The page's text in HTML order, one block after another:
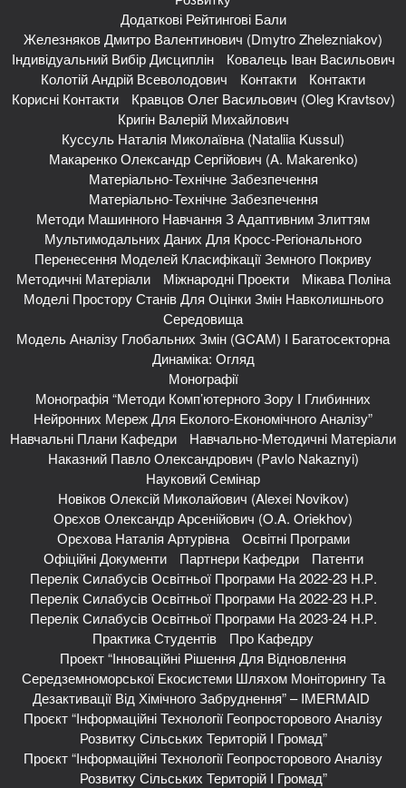
Додаткові Рейтингові Бали
Железняков Дмитро Валентинович (Dmytro Zhelezniakov)
Індивідуальний Вибір Дисциплін
Ковалець Іван Васильович
Колотій Андрій Всеволодович
Контакти
Контакти
Корисні Контакти
Кравцов Олег Васильович (Oleg Kravtsov)
Кригін Валерій Михайлович
Куссуль Наталія Миколаївна (Nataliia Kussul)
Макаренко Олександр Сергійович (A. Makarenko)
Матеріально-Технічне Забезпечення
Матеріально-Технічне Забезпечення
Методи Машинного Навчання З Адаптивним Злиттям
Мультимодальних Даних Для Кросс-Регіонального
Перенесення Моделей Класифікації Земного Покриву
Методичні Матеріали
Міжнародні Проекти
Мікава Поліна
Моделі Простору Станів Для Оцінки Змін Навколишнього
Середовища
Модель Аналізу Глобальних Змін (GCAM) І Багатосекторна
Динаміка: Огляд
Монографії
Монографія “Методи Комп’ютерного Зору І Глибинних
Нейронних Мереж Для Еколого-Економічного Аналізу”
Навчальні Плани Кафедри
Навчально-Методичні Матеріали
Наказний Павло Олександрович (Pavlo Nakaznyi)
Науковий Семінар
Новіков Олексій Миколайович (Alexei Novikov)
Орєхов Олександр Арсенійович (O.A. Oriekhov)
Орєхова Наталія Артурівна
Освітні Програми
Офіційні Документи
Партнери Кафедри
Патенти
Перелік Силабусів Освітньої Програми На 2022-23 Н.р.
Перелік Силабусів Освітньої Програми На 2022-23 Н.р.
Перелік Силабусів Освітньої Програми На 2023-24 Н.р.
Практика Студентів
Про Кафедру
Проект “Інноваційні Рішення Для Відновлення
Середземноморської Екосистеми Шляхом Моніторингу Та
Дезактивації Від Хімічного Забруднення” – IMERMAID
Проєкт “Інформаційні Технології Геопросторового Аналізу
Розвитку Сільських Територій І Громад”
Проєкт “Інформаційні Технології Геопросторового Аналізу
Розвитку Сільських Територій І Громад”